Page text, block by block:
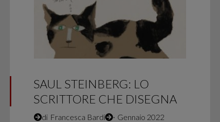
SAUL STEINBERG: LO
SCRITTORE CHE DISEGNA
di Francesca Bardi ∙ Gennaio 2022